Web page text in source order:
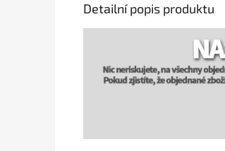
Detailní popis produktu